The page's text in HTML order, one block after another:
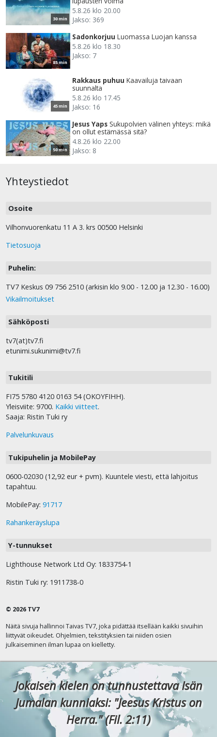
30 min
5.8.26 klo 20.00
Jakso: 369
85 min
Sadonkorjuu Luomassa Luojan kanssa
5.8.26 klo 18.30
Jakso: 7
45 min
Rakkaus puhuu Kaavailuja taivaan
suunnalta
5.8.26 klo 17.45
Jakso: 16
50 min
Jesus Yaps Sukupolvien välinen yhteys: mikä
on ollut estämässä sitä?
4.8.26 klo 22.00
Jakso: 8
Yhteystiedot
Osoite
Vilhonvuorenkatu 11 A 3. krs 00500 Helsinki
Tietosuoja
Puhelin:
TV7 Keskus 09 756 2510 (arkisin klo 9.00 - 12.00 ja 12.30 - 16.00)
Vikailmoitukset
Sähköposti
tv7(at)tv7.fi
etunimi.sukunimi@tv7.fi
Tukitili
FI75 5780 4120 0163 54 (OKOYFIHH).
Yleisviite: 9700. Kaikki viitteet.
Saaja: Ristin Tuki ry
Palvelunkuvaus
Tukipuhelin ja MobilePay
0600-02030 (12,92 eur + pvm). Kuuntele viesti, että lahjoitus
tapahtuu.
MobilePay: 91717
Rahankeräyslupa
Y-tunnukset
Lighthouse Network Ltd Oy: 1833754-1
Ristin Tuki ry: 1911738-0
© 2026 TV7
Näitä sivuja hallinnoi Taivas TV7, joka pidättää itsellään kaikki sivuihin
liittyvät oikeudet. Ohjelmien, tekstityksien tai niiden osien
julkaiseminen ilman lupaa on kielletty.
Jokaisen kielen on tunnustettava Isän
Jumalan kunniaksi: "Jeesus Kristus on
Herra." (Fil. 2:11)